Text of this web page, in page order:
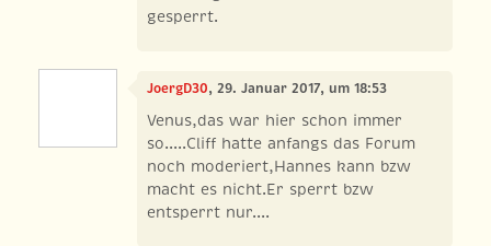
gesperrt.
JoergD30, 29. Januar 2017, um 18:53
Venus,das war hier schon immer
so.....Cliff hatte anfangs das Forum
noch moderiert,Hannes kann bzw
macht es nicht.Er sperrt bzw
entsperrt nur....